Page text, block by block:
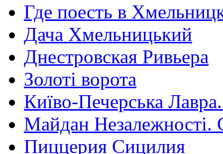
Где поесть в
Дача Хмельницький
Днестровская Ривьера
Золоті ворота
Київо-Печерська
Майдан Незалежності.
Пиццерия Сицилия